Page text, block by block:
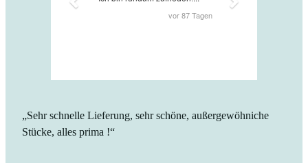
„Sehr schnelle Lieferung, sehr schöne, außergewöhniche
Stücke, alles prima !“